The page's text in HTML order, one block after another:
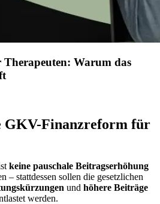
Warum das
GKV-Finanzreform für
keine pauschale Beitragserhöhung
– stattdessen sollen die gesetzlichen
und höhere Beiträge
werden.